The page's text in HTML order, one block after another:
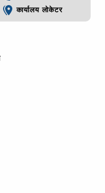
कार्यालय लोकेटर